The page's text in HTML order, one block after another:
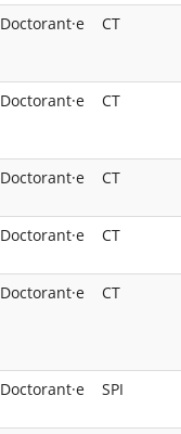
Doctorant·e CT
Doctorant·e CT
Doctorant·e CT
Doctorant·e CT
Doctorant·e CT
Doctorant·e SPI